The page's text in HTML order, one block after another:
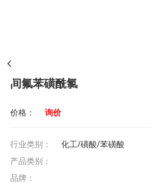
间氟苯磺酰氯
价格： 询价
行业类别：
化工/磺酸/苯磺酸
产品类别：
品牌：